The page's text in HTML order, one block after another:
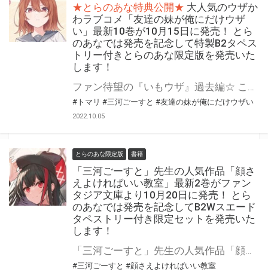
★とらのあな特典公開★ 大人気のウザか
わラブコメ「友達の妹が俺にだけウザ
い」最新10巻が10月15日に発売！ とら
のあなでは発売を記念して特製B2タペス
トリー付きとらのあな限定版を発売いた
します！
#トマリ #三河ごーすと #友達の妹が俺にだけウザい
2022.10.05
とらのあな限定版 書籍
「三河ごーすと」先生の人気作品「顔さ
えよければいい教室」最新2巻がファン
タジア文庫より10月20日に発売！ とら
のあなでは発売を記念してB2Wスエード
タペストリー付き限定セットを発売いた
します！
#三河ごーすと #顔さえよければいい教室